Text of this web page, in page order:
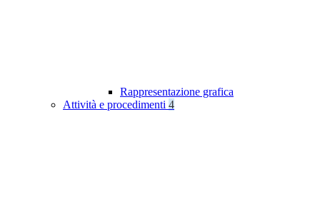
Rappresentazione grafica
Attività e procedimenti 4